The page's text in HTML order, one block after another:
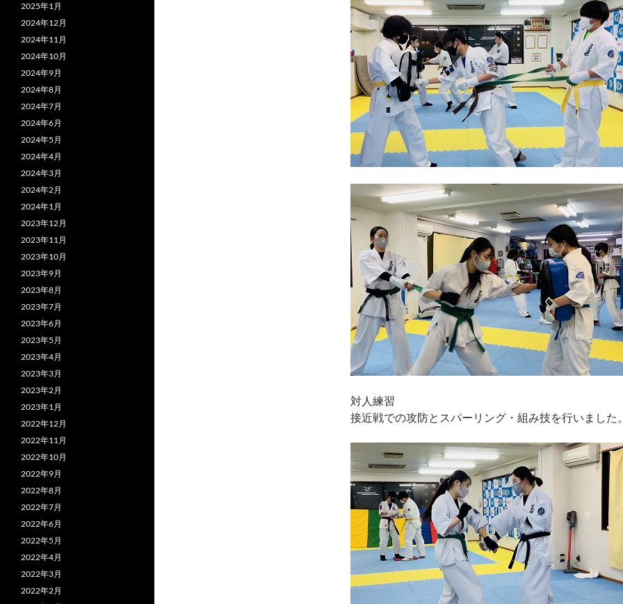
対人練習
接近戦での攻防とスパーリング・組み技を行いました
2025年1月
2024年12月
2024年11月
2024年10月
2024年9月
2024年8月
2024年7月
2024年6月
2024年5月
2024年4月
2024年3月
2024年2月
2024年1月
2023年12月
2023年11月
2023年10月
2023年9月
2023年8月
2023年7月
2023年6月
2023年5月
2023年4月
2023年3月
2023年2月
2023年1月
2022年12月
2022年11月
2022年10月
2022年9月
2022年8月
2022年7月
2022年6月
2022年5月
2022年4月
2022年3月
2022年2月